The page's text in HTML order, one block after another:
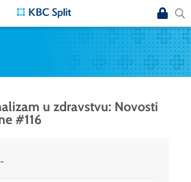
u zdravstvu: Novosti
#116
-